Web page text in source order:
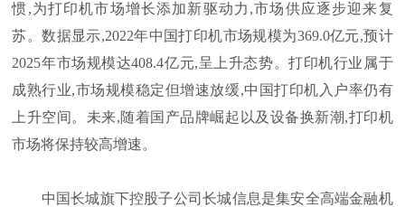
惯,为打印机市场增长添加新驱动力,市场供应逐步迎来复
苏。数据显示,2022年中国打印机市场规模为369.0亿元,预计
2025年市场规模达408.4亿元,呈上升态势。打印机行业属于
成熟行业,市场规模稳定但增速放缓,中国打印机入户率仍有
上升空间。未来,随着国产品牌崛起以及设备换新潮,打印机
市场将保持较高增速。
中国长城旗下控股子公司长城信息是集安全高端金融机